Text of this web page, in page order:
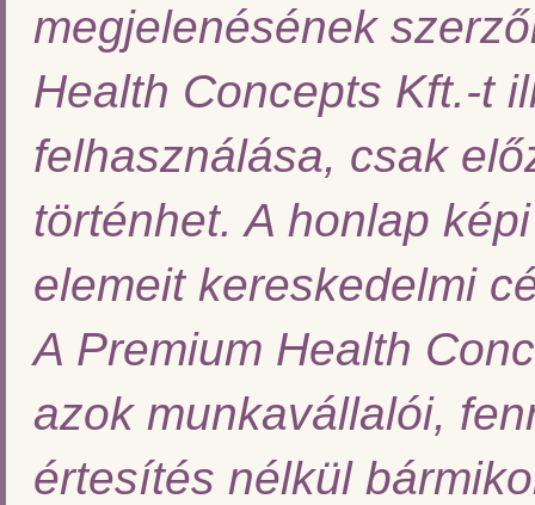
megjelenésének
Health Concepts Kft.-t
felhasználása, csak
történhet. A honlap
elemeit kereskedelmi
A Premium Health
azok munkavállalói,
értesítés nélkül